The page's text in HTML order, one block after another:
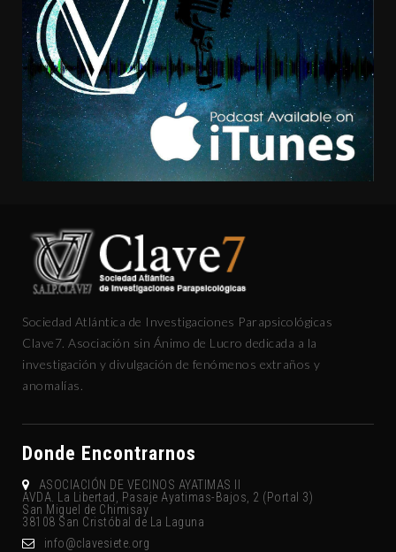
Sociedad Atlántica de Investigaciones Parapsicológicas
Clave7. Asociación sin Ánimo de Lucro dedicada a la
investigación y divulgación de fenómenos extraños y
anomalías.
Donde Encontrarnos
ASOCIACIÓN DE VECINOS AYATIMAS II
AVDA. La Libertad, Pasaje Ayatimas-Bajos, 2 (Portal 3)
San Miguel de Chimisay
38108 San Cristóbal de La Laguna
gro.eteisevalc@ofni